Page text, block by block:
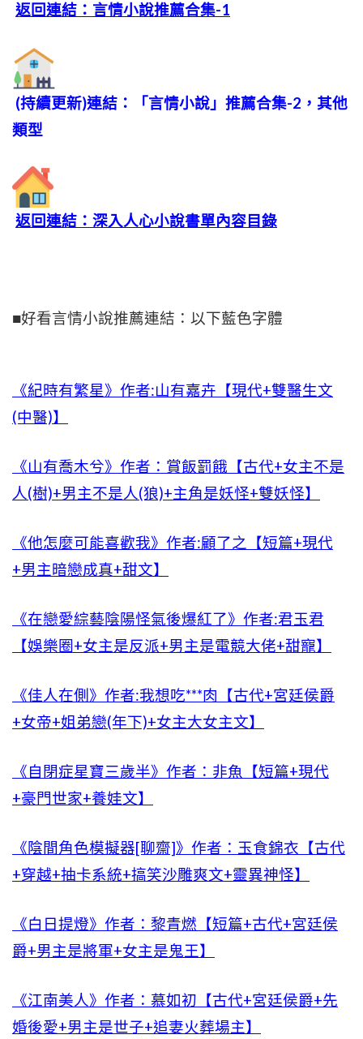
返回連結：言情小說推薦合集-1
(持續更新)連結：「言情小說」推薦合集-2，其他
類型
返回連結：深入人心小說書單內容目錄
■好看言情小說推薦連結：以下藍色字體
《紀時有繁星》作者:山有嘉卉【現代+雙醫生文
(中醫)】
《山有喬木兮》作者：賞飯罰餓【古代+女主不是
人(樹)+男主不是人(狼)+主角是妖怪+雙妖怪】
《他怎麼可能喜歡我》作者:顧了之【短篇+現代
+男主暗戀成真+甜文】
《在戀愛綜藝陰陽怪氣後爆紅了》作者:君玉君
【娛樂圈+女主是反派+男主是電競大佬+甜寵】
《佳人在側》作者:我想吃***肉【古代+宮廷侯爵
+女帝+姐弟戀(年下)+女主大女主文】
《自閉症星寶三歲半》作者：非魚【短篇+現代
+豪門世家+養娃文】
《陰間角色模擬器[聊齋]》作者：玉食錦衣【古代
+穿越+抽卡系統+搞笑沙雕爽文+靈異神怪】
《白日提燈》作者：黎青燃【短篇+古代+宮廷侯
爵+男主是將軍+女主是鬼王】
《江南美人》作者：慕如初【古代+宮廷侯爵+先
婚後愛+男主是世子+追妻火葬場主】